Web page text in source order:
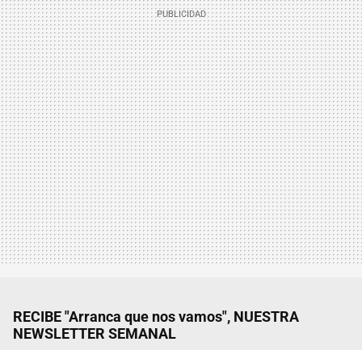
RECIBE "Arranca que nos vamos", NUESTRA
NEWSLETTER SEMANAL